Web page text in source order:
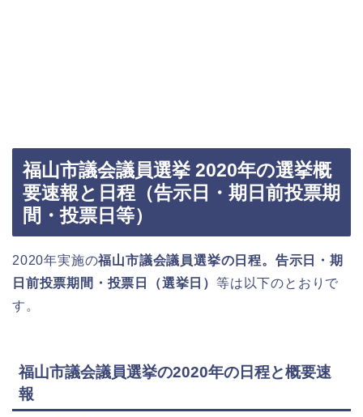
福山市議会議員選挙 2020年の選挙概
要速報と日程（告示日・期日前投票期
間・投票日等）
2020年実施の福山市議会議員選挙の日程。告示日・期
日前投票期間・投票日（選挙日）等は以下のとおりで
す。
福山市議会議員選挙の2020年の日程と概要速
報